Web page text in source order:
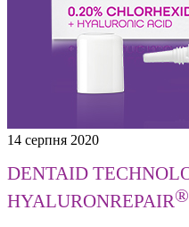
14 серпня 2020
DENTAID
HYALURONREPAIR®